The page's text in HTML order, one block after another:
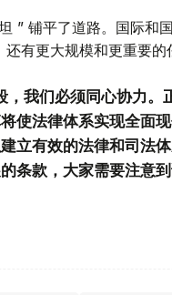
” 铺平了道路。国际和
有更大规模和更重要的
我们必须同心协力。
使法律体系实现全面
立有效的法律和司法
条款，大家需要注意到